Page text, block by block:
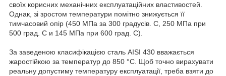
своїх корисних механічних експлуатаційних властивостей.
Однак, зі зростом температури помітно знижується її
тимчасовий опір (450 МПа за 300 градусів. С, 250 МПа при
500 град. С и 145 МПа при 600 град. С).
За заведеною класифікацією сталь AISI 430 вважається
жаростійкою за температур до 850 °C. Щоб точно вирахувати
реальну допустиму температуру експлуатації, треба взяти до